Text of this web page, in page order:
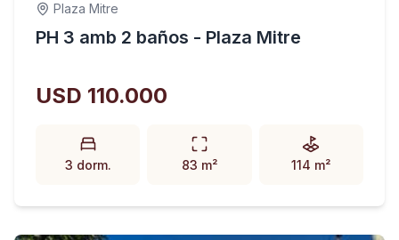
Plaza Mitre
PH 3 amb 2 baños - Plaza Mitre
USD 110.000
3 dorm. 83 m² 114 m²